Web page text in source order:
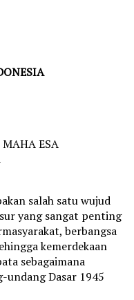
ESA
salah satu wujud
yang sangat penting
berbangsa
kemerdekaan
sebagaimana
undang Dasar 1945